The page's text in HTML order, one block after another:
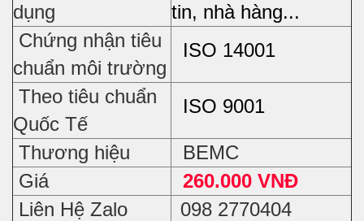
dụng
tin, nhà hàng...
Chứng nhận tiêu
chuẩn môi trường
ISO 14001
Theo tiêu chuẩn
Quốc Tế
ISO 9001
Thương hiệu
BEMC
Giá
260.000 VNĐ
Liên Hệ Zalo
098 2770404